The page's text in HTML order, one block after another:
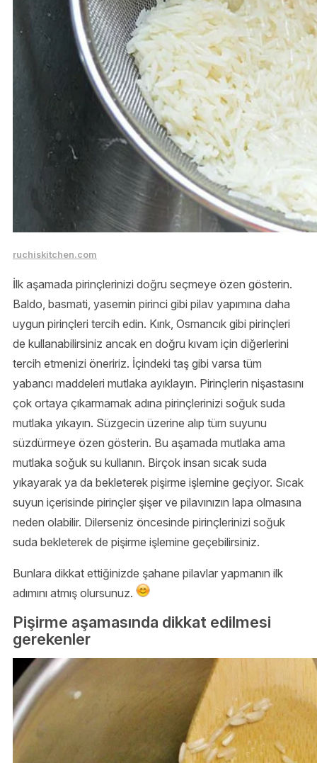
ruchiskitchen.com
İlk aşamada pirinçlerinizi doğru seçmeye özen gösterin.
Baldo, basmati, yasemin pirinci gibi pilav yapımına daha
uygun pirinçleri tercih edin. Kırık, Osmancık gibi pirinçleri
de kullanabilirsiniz ancak en doğru kıvam için diğerlerini
tercih etmenizi öneririz. İçindeki taş gibi varsa tüm
yabancı maddeleri mutlaka ayıklayın. Pirinçlerin nişastasını
çok ortaya çıkarmamak adına pirinçlerinizi soğuk suda
mutlaka yıkayın. Süzgecin üzerine alıp tüm suyunu
süzdürmeye özen gösterin. Bu aşamada mutlaka ama
mutlaka soğuk su kullanın. Birçok insan sıcak suda
yıkayarak ya da bekleterek pişirme işlemine geçiyor. Sıcak
suyun içerisinde pirinçler şişer ve pilavınızın lapa olmasına
neden olabilir. Dilerseniz öncesinde pirinçlerinizi soğuk
suda bekleterek de pişirme işlemine geçebilirsiniz.
Bunlara dikkat ettiğinizde şahane pilavlar yapmanın ilk
adımını atmış olursunuz.
Pişirme aşamasında dikkat edilmesi
gerekenler